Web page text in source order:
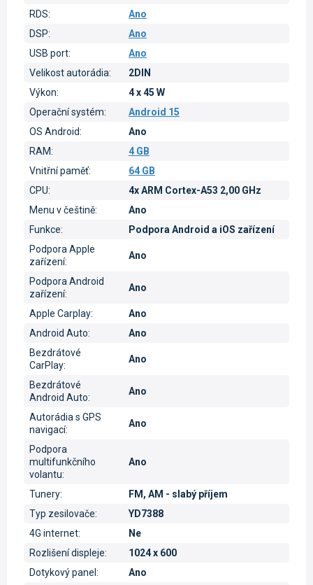
RDS:
Ano
DSP:
Ano
USB port:
Ano
Velikost autorádia:
2DIN
Výkon:
4 x 45 W
Operační systém:
Android 15
OS Android:
Ano
RAM:
4 GB
Vnitřní paměť:
64 GB
CPU:
4x ARM Cortex-A53 2,00 GHz
Menu v češtině:
Ano
Funkce:
Podpora Android a iOS zařízení
Podpora Apple
zařízení:
Ano
Podpora Android
zařízení:
Ano
Apple Carplay:
Ano
Android Auto:
Ano
Bezdrátové
CarPlay:
Ano
Bezdrátové
Android Auto:
Ano
Autorádia s GPS
navigací:
Ano
Podpora
multifunkčního
volantu:
Ano
Tunery:
FM, AM - slabý příjem
Typ zesilovače:
YD7388
4G internet:
Ne
Rozlišení displeje:
1024 x 600
Dotykový panel :
Ano